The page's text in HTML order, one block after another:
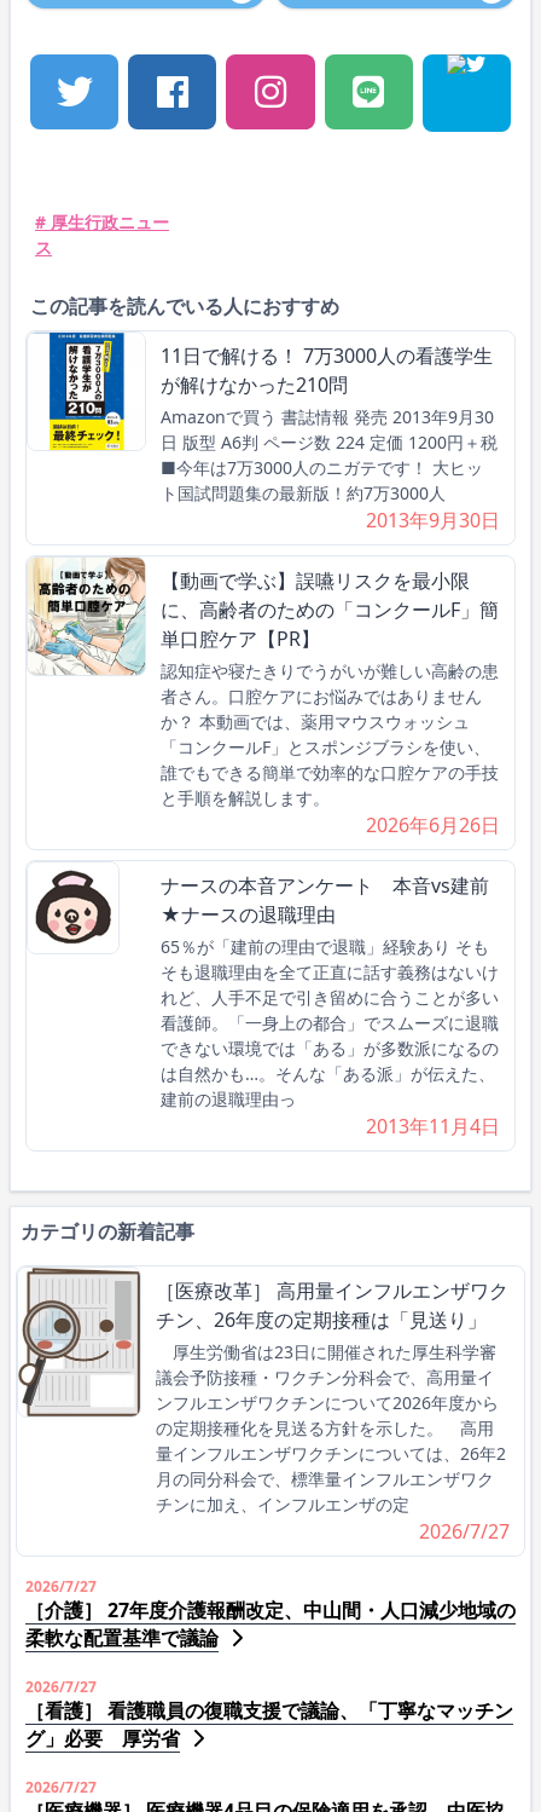
# 厚生行政ニュー
ス
この記事を読んでいる人におすすめ
11日で解ける！ 7万3000人の看護学生
が解けなかった210問
Amazonで買う 書誌情報 発売 2013年9月30
日 版型 A6判 ページ数 224 定価 1200円＋税
■今年は7万3000人のニガテです！ 大ヒッ
ト国試問題集の最新版！約7万3000人
2013年9月30日
【動画で学ぶ】誤嚥リスクを最小限
に、高齢者のための「コンクールF」簡
単口腔ケア【PR】
認知症や寝たきりでうがいが難しい高齢の患
者さん。口腔ケアにお悩みではありません
か？ 本動画では、薬用マウスウォッシュ
「コンクールF」とスポンジブラシを使い、
誰でもできる簡単で効率的な口腔ケアの手技
と手順を解説します。
2026年6月26日
ナースの本音アンケート 本音vs建前
★ナースの退職理由
65％が「建前の理由で退職」経験あり そも
そも退職理由を全て正直に話す義務はないけ
れど、人手不足で引き留めに合うことが多い
看護師。「一身上の都合」でスムーズに退職
できない環境では「ある」が多数派になるの
は自然かも…。そんな「ある派」が伝えた、
建前の退職理由っ
2013年11月4日
カテゴリの新着記事
［医療改革］ 高用量インフルエンザワク
チン、26年度の定期接種は「見送り」
厚生労働省は23日に開催された厚生科学審
議会予防接種・ワクチン分科会で、高用量イ
ンフルエンザワクチンについて2026年度から
の定期接種化を見送る方針を示した。 高用
量インフルエンザワクチンについては、26年2
月の同分科会で、標準量インフルエンザワク
チンに加え、インフルエンザの定
2026/7/27
2026/7/27
［介護］ 27年度介護報酬改定、中山間・人口減少地域の
柔軟な配置基準で議論
2026/7/27
［看護］ 看護職員の復職支援で議論、「丁寧なマッチン
グ」必要 厚労省
2026/7/27